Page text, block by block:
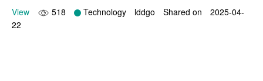
View 518 Technology lddgo Shared on
2025-04-
22